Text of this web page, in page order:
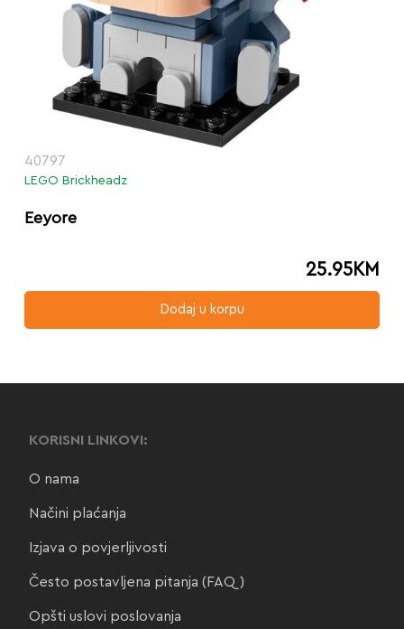
40797
LEGO Brickheadz
Eeyore
25.95KM
Dodaj u korpu
KORISNI LINKOVI:
O nama
Načini plaćanja
Izjava o povjerljivosti
Često postavljena pitanja (FAQ)
Opšti uslovi poslovanja